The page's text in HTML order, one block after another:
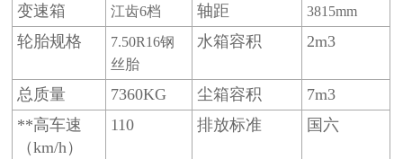
变速箱 江齿6档 轴距 3815mm
轮胎规格
7.50R16钢
丝胎
水箱容积 2m3
总质量 7360KG 尘箱容积
7m3
**高车速
（km/h）
110 排放标准 国六